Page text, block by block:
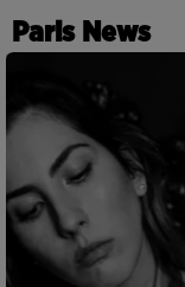
Paris News